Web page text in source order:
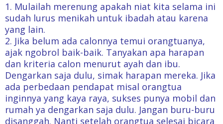
1. Mulailah merenung apakah niat kita selama ini
sudah lurus menikah untuk ibadah atau karena
yang lain.
2. Jika belum ada calonnya temui orangtuanya,
ajak ngobrol baik-baik. Tanyakan apa harapan
dan kriteria calon menurut ayah dan ibu.
Dengarkan saja dulu, simak harapan mereka. Jika
ada perbedaan pendapat misal orangtua
inginnya yang kaya raya, sukses punya mobil dan
rumah ya dengarkan saja dulu. Jangan buru-buru
disanggah. Nanti setelah orangtua selesai bicara